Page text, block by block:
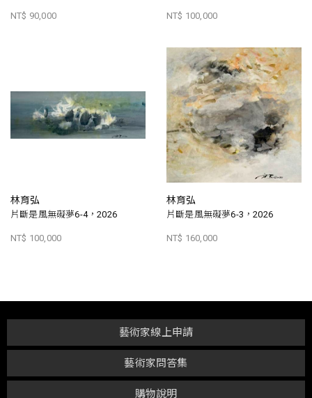
NT$ 90,000 NT$ 100,000
林育弘
片斷是風無礙夢6-4，2026
NT$ 100,000
林育弘
片斷是風無礙夢6-3，2026
NT$ 160,000
購物說明
藝術家問答集
藝術家線上申請